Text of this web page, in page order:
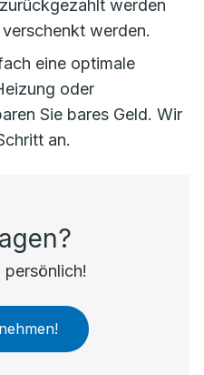
werden
werden.
eine optimale
oder
Sie bares Geld. Wir
an.
persönlich!